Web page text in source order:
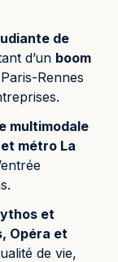
de
d’un boom
Paris-Rennes
multimodale
et métro La
et
Opéra et
de vie,